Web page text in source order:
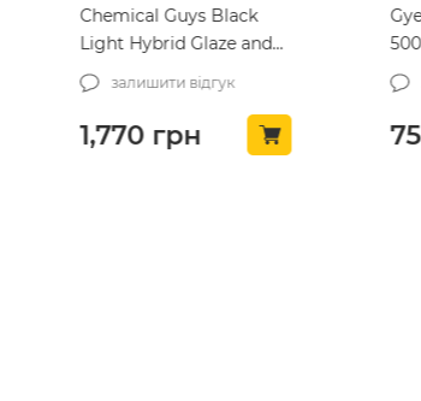
Chemical Guys Black
Light Hybrid Glaze and
Sealant 473мл
(GAP619_16)
залишити відгук
1,770 грн